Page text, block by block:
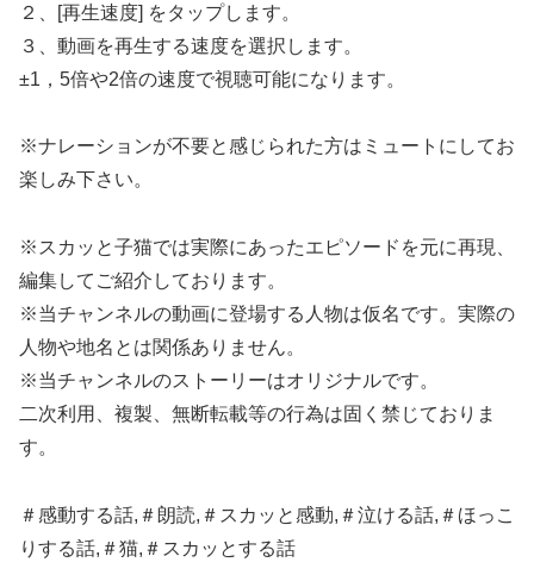
２、[再生速度] をタップします。
３、動画を再生する速度を選択します。
±1，5倍や2倍の速度で視聴可能になります。
※ナレーションが不要と感じられた方はミュートにしてお
楽しみ下さい。
※スカッと子猫では実際にあったエピソードを元に再現、
編集してご紹介しております。
※当チャンネルの動画に登場する人物は仮名です。実際の
人物や地名とは関係ありません。
※当チャンネルのストーリーはオリジナルです。
二次利用、複製、無断転載等の行為は固く禁じておりま
す。
＃感動する話,＃朗読,＃スカッと感動,＃泣ける話,＃ほっこ
りする話,＃猫,＃スカッとする話